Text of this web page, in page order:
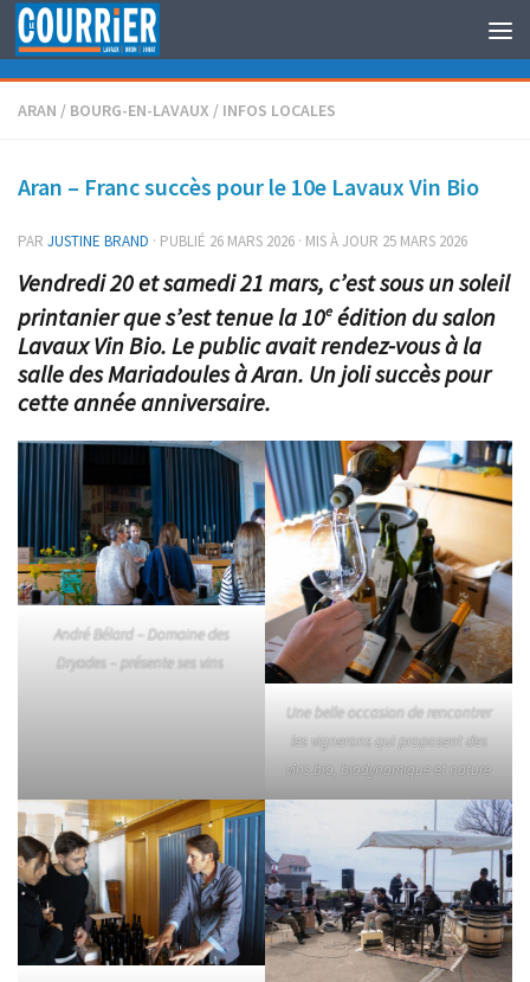
Au dessous du contenu
ARAN / BOURG-EN-LAVAUX / INFOS LOCALES
Aran – Franc succès pour le 10e Lavaux Vin Bio
PAR JUSTINE BRAND · PUBLIÉ 26 MARS 2026 · MIS À JOUR 25 MARS 2026
Vendredi 20 et samedi 21 mars, c’est sous un soleil
printanier que s’est tenue la 10e édition du salon
Lavaux Vin Bio. Le public avait rendez-vous à la
salle des Mariadoules à Aran. Un joli succès pour
cette année anniversaire.
André Bélard – Domaine des
Dryades – présente ses vins
Une belle occasion de rencontrer
les vignerons qui proposent des
vins bio, biodynamique et nature